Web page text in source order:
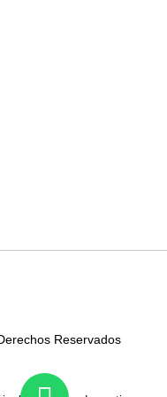
Reservados